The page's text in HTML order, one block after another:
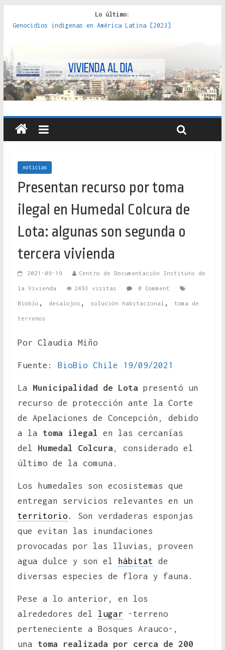
Lo último:
Genocidios indígenas en América Latina [2023]
políticas, prácticas y representaciones [2022]
crítica de las fronteras latinoamericanas [2020]
Criterios técnicos para una vivienda adecuada [2019]
Red de consultorios de la Caja del Seguro Obrero en
Santiago : un patrimonio emblemático [2014]
noticias
Presentan recurso por toma
ilegal en Humedal Colcura de
Lota: algunas son segunda o
tercera vivienda
2021-09-19 Centro de Documentación Instituto de
la Vivienda 2493 visitas 0 Comment
Biobío , desalojos , solución habitacional , toma de
terrenos
Por Claudia Miño
Fuente: BioBio Chile 19/09/2021
La Municipalidad de Lota presentó un
recurso de protección ante la Corte
de Apelaciones de Concepción, debido
a la toma ilegal en las cercanías
del Humedal Colcura , considerado el
último de la comuna.
Los humedales son ecosistemas que
entregan servicios relevantes en un
territorio. Son verdaderas esponjas
que evitan las inundaciones
provocadas por las lluvias, proveen
agua dulce y son el
hábitat de
diversas especies de flora y fauna.
Pese a lo anterior, en los
alrededores del lugar -terreno
perteneciente a Bosques Arauco-,
una toma realizada por cerca de 200